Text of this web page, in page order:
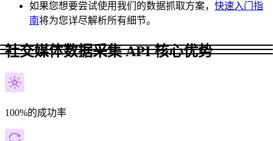
如果您想要尝试使用我们的数据抓取方案， 快速入门指
南将为您详尽解析所有细节。
社交媒体数据采集 API 核心优势
100%的成功率